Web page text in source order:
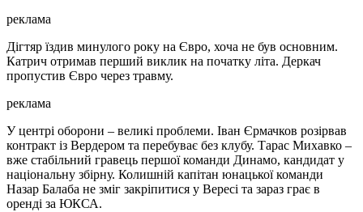
реклама
Дігтяр їздив минулого року на Євро, хоча не був основним.
Катрич отримав перший виклик на початку літа. Деркач
пропустив Євро через травму.
реклама
У центрі оборони – великі проблеми. Іван Єрмачков розірвав
контракт із Вердером та перебуває без клубу. Тарас Михавко –
вже стабільний гравець першої команди Динамо, кандидат у
національну збірну. Колишній капітан юнацької команди
Назар Балаба не зміг закріпитися у Вересі та зараз грає в
оренді за ЮКСА.